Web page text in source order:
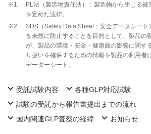
※1
PL法（製造物責任法）：製造物から生じる
を定めた法律。
※2
SDS（Safety Data Sheet；安全データシート
を未然に防止することを目的として、製品の
が、製品の環境・安全・健康面の影響に関す
り扱いを確保するための情報を製品の利用者
データーシート。
受託試験内容
各種GLP対応試験
試験の受託から報告書提出までの流れ
国内関連GLP査察の経緯
お知らせ